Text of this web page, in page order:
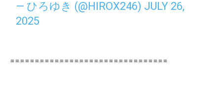
— ひろゆき (@HIROX246) JULY 26,
2025
================================